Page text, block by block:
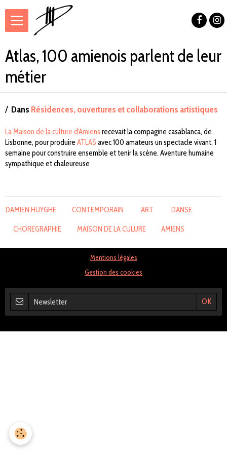
Atlas, 100 amienois parlent de leur
métier
Dans Résidences, ouvertures et collaborations artistiques
La Maison de la culture d'Amiens recevait la compagine casablanca, de
Lisbonne, pour produire ATLAS avec 100 amateurs un spectacle vivant. 1
semaine pour construire ensemble et tenir la scène. Aventure humaine
sympathique et chaleureuse
DAMIEN HUYGHE CONTEMPORAIN ART DANSE
CHOREGRAPHIE MAISON DE LA CULURE AMIENS
Mentions légales
Gestion des cookies